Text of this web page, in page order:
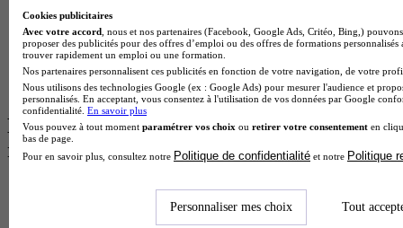
BAC Pro Agora en alternance
BTS Sta en alternance
BTS Iris en alternance
BTS Tpl en alternance
BTS Ati en alternance
Les diplômes par filière les plus
recherchés
Cookies publicitaires
Avec votre accord , nous et nos partenaires (Facebook, Google Ads, Critéo, Bing,)
proposer des publicités pour des offres d’emploi ou des offres de formations
trouver rapidement un emploi ou une formation.
Nos partenaires personnalisent ces publicités en fonction de votre navigation, de votre
Nous utilisons des technologies Google (ex : Google Ads) pour mesurer l'audience et
personnalisés. En acceptant, vous consentez à l'utilisation de vos données par Google
confidentialité. En savoir plus
Vous pouvez à tout moment paramétrer vos choix ou retirer votre consentement en
bas de page.
Pour en savoir plus, consultez notre Politique de confidentialité et notre Politique
Personnaliser mes choix Tout